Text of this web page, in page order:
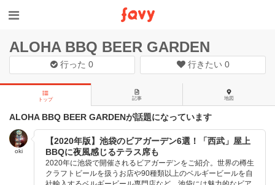
ALOHA BBQ BEER GARDEN
行った0 行きたい 0
トップ 記事 地図
ALOHA BBQ BEER GARDENが話題になっています
oki
【2020年版】池袋のビアガーデン6選！「西武」屋上
BBQに夜風感じるテラス席も
2020年に池袋で開催されるビアガーデンをご紹介。世界の樽生
クラフトビールを扱うお店や90種類以上のベルギービールを自